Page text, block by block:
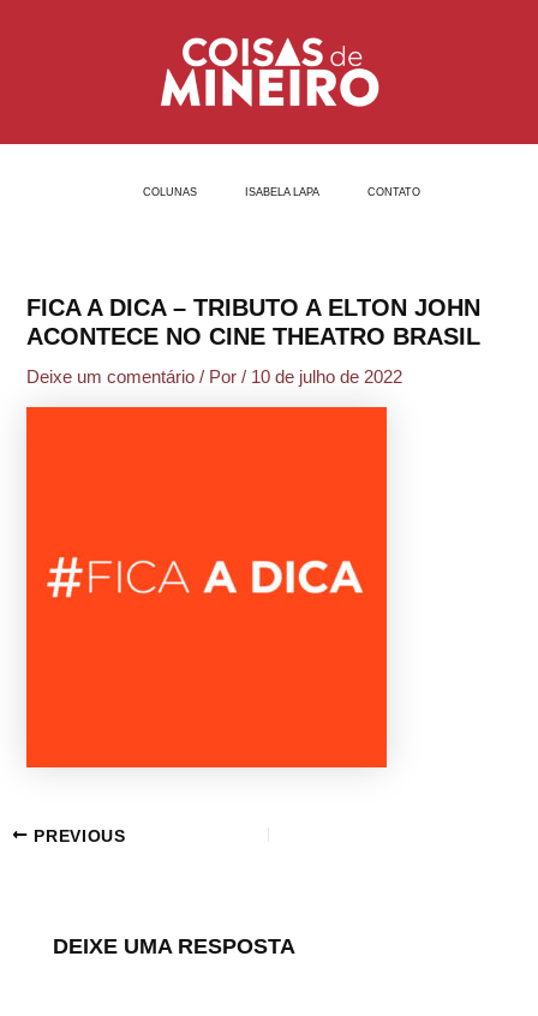
COLUNAS ISABELA LAPA CONTATO
FICA A DICA – TRIBUTO A ELTON JOHN
ACONTECE NO CINE THEATRO BRASIL
Deixe um comentário / Por/ 10 de julho de 2022
PREVIOUS
DEIXE UMA RESPOSTA